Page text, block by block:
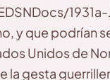
y que podrían
Unidos de
gesta